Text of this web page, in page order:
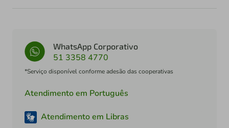
WhatsApp Corporativo
51 3358 4770
*Serviço disponível conforme adesão das cooperativas
Atendimento em Português
Atendimento em Libras